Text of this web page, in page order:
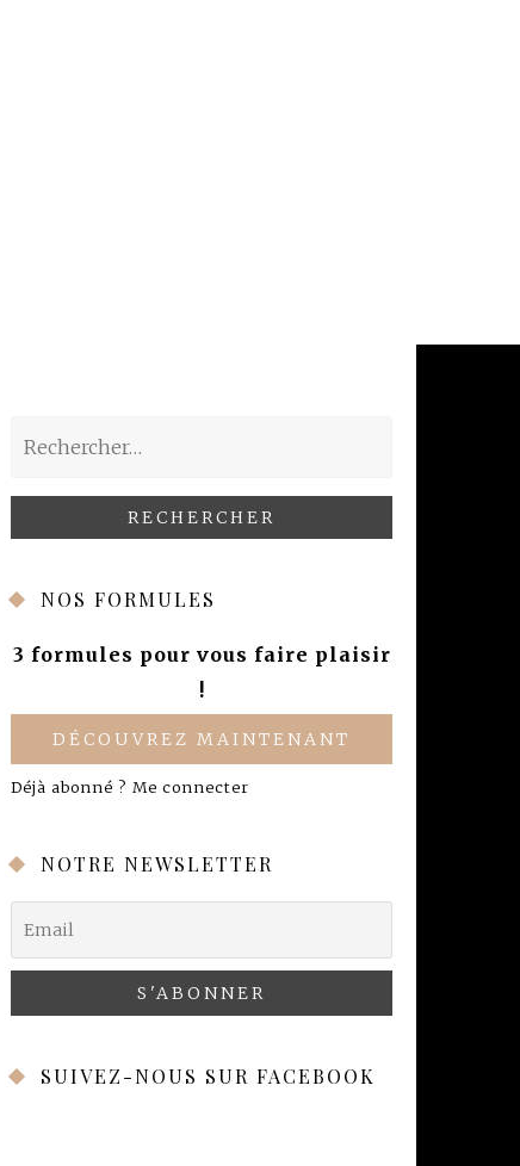
Rechercher :
NOS FORMULES
3 formules pour vous faire plaisir
!
DÉCOUVREZ MAINTENANT
Déjà abonné ? Me connecter
NOTRE NEWSLETTER
SUIVEZ-NOUS SUR FACEBOOK